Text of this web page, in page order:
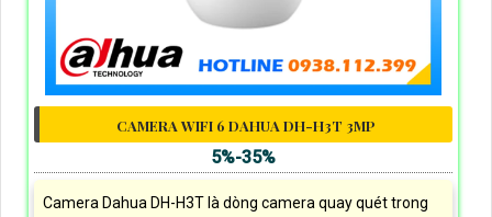
CAMERA WIFI 6 DAHUA DH-H3T 3MP
5%-35%
Camera Dahua DH-H3T là dòng camera quay quét trong